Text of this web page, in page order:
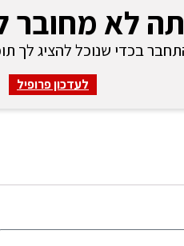
לא מחובר
בכדי שנוכל להציג לך
לעדכון פרופיל